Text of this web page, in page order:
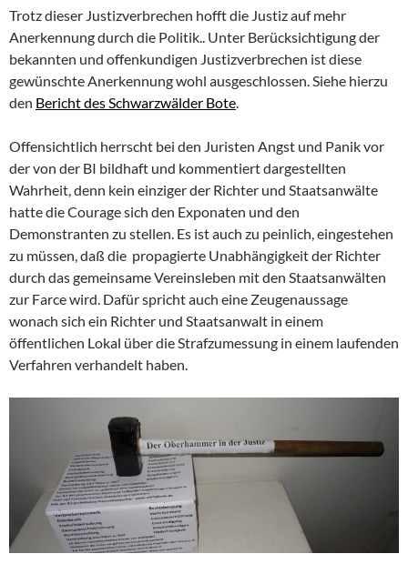
Trotz dieser Justizverbrechen hofft die Justiz auf mehr
Anerkennung durch die Politik.. Unter Berücksichtigung der
bekannten und offenkundigen Justizverbrechen ist diese
gewünschte Anerkennung wohl ausgeschlossen. Siehe hierzu
den Bericht des Schwarzwälder Bote.
Offensichtlich herrscht bei den Juristen Angst und Panik vor
der von der BI bildhaft und kommentiert dargestellten
Wahrheit, denn kein einziger der Richter und Staatsanwälte
hatte die Courage sich den Exponaten und den
Demonstranten zu stellen. Es ist auch zu peinlich, eingestehen
zu müssen, daß die propagierte Unabhängigkeit der Richter
durch das gemeinsame Vereinsleben mit den Staatsanwälten
zur Farce wird. Dafür spricht auch eine Zeugenaussage
wonach sich ein Richter und Staatsanwalt in einem
öffentlichen Lokal über die Strafzumessung in einem laufenden
Verfahren verhandelt haben.